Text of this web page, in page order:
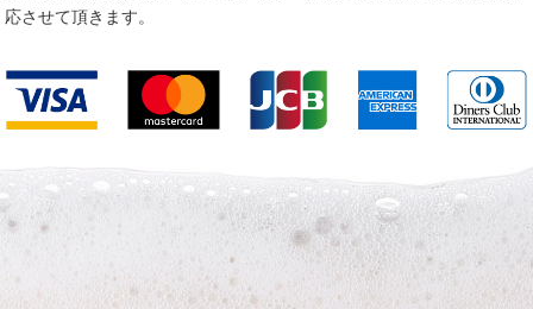
応させて頂きます。